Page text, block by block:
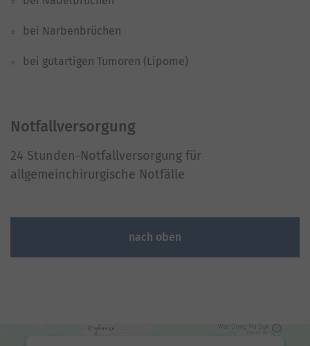
bei Narbenbrüchen
bei gutartigen Tumoren (Lipome)
Notfallversorgung
24 Stunden-Notfallversorgung für
allgemeinchirurgische Notfälle
nach oben